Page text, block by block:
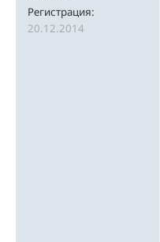
Регистрация:
20.12.2014